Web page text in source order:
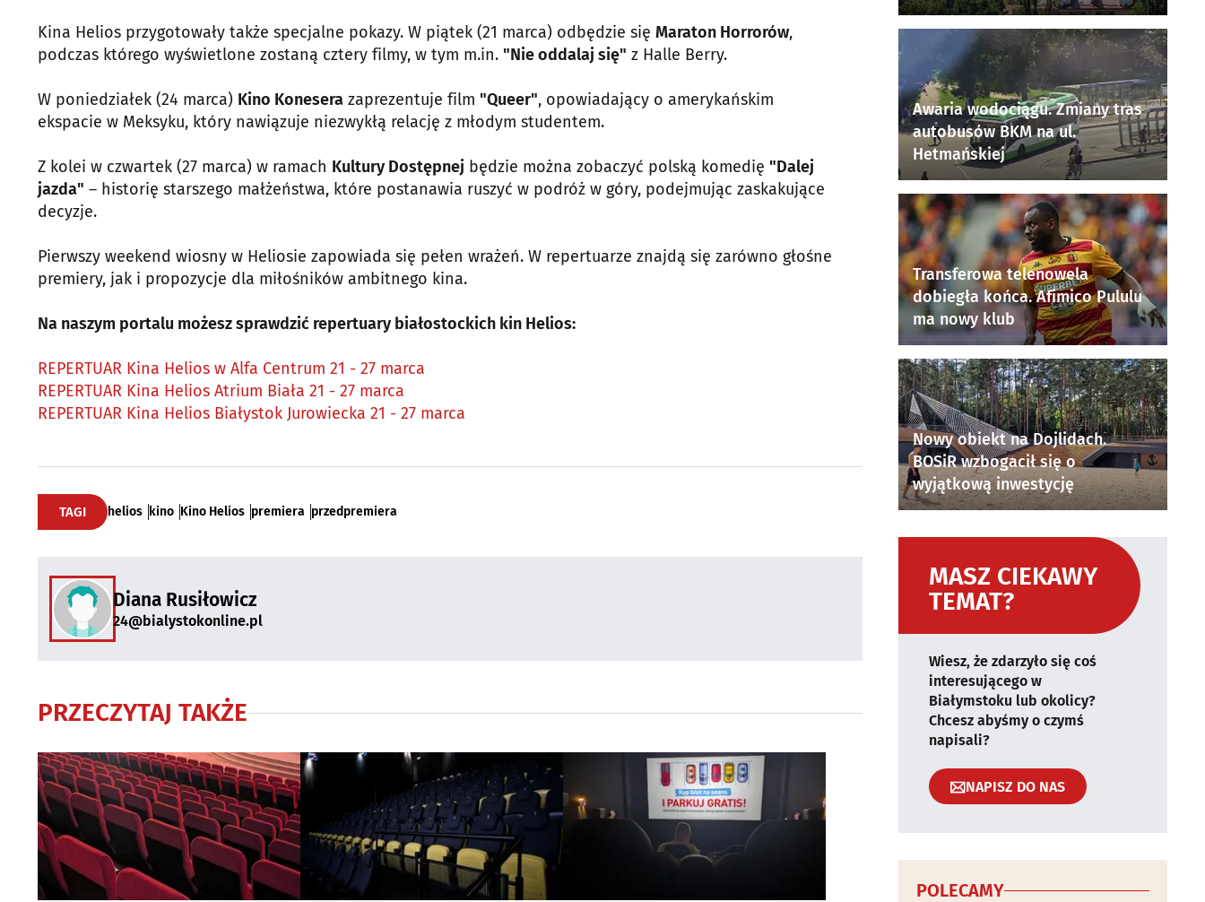
Kina Helios przygotowały także specjalne pokazy. W piątek (21 marca) odbędzie się Maraton Horrorów,
podczas którego wyświetlone zostaną cztery filmy, w tym m.in. "Nie oddalaj się" z Halle Berry.
W poniedziałek (24 marca) Kino Konesera zaprezentuje film "Queer", opowiadający o amerykańskim
ekspacie w Meksyku, który nawiązuje niezwykłą relację z młodym studentem.
Z kolei w czwartek (27 marca) w ramach Kultury Dostępnej będzie można zobaczyć polską komedię "Dalej
jazda" – historię starszego małżeństwa, które postanawia ruszyć w podróż w góry, podejmując zaskakujące
decyzje.
Pierwszy weekend wiosny w Heliosie zapowiada się pełen wrażeń. W repertuarze znajdą się zarówno głośne
premiery, jak i propozycje dla miłośników ambitnego kina.
Na naszym portalu możesz sprawdzić repertuary białostockich kin Helios:
REPERTUAR Kina Helios w Alfa Centrum 21 - 27 marca
REPERTUAR Kina Helios Atrium Biała 21 - 27 marca
REPERTUAR Kina Helios Białystok Jurowiecka 21 - 27 marca
TAGI helios kino Kino Helios premiera przedpremiera
Diana Rusiłowicz
24@bialystokonline.pl
PRZECZYTAJ TAKŻE
Awaria wodociągu. Zmiany tras
autobusów BKM na ul.
Hetmańskiej
Transferowa telenowela
dobiegła końca. Afimico Pululu
ma nowy klub
Nowy obiekt na Dojlidach.
BOSiR wzbogacił się o
wyjątkową inwestycję
MASZ CIEKAWY
TEMAT?
Wiesz, że zdarzyło się coś
interesującego w
Białymstoku lub okolicy?
Chcesz abyśmy o czymś
napisali?
NAPISZ DO NAS
POLECAMY